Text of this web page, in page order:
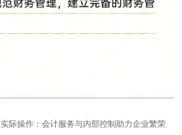
际操作：会计服务与内部控制助力企业繁荣